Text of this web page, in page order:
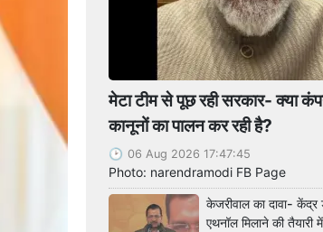
मेटा टीम से पूछ रही सरकार- क्या
कानूनों का पालन कर रही है?
06 Aug 2026 17:47:45
Photo: narendramodi FB Page
केजरीवाल का दावा-
एथनॉल मिलाने की तैयारी